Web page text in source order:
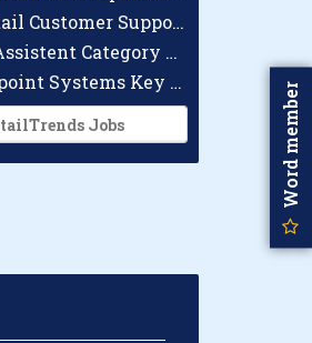
EK Retail Customer Support Omnichannel
Hubo Assistent Category Manager
Checkpoint Systems Key Accountmanager Benelux
Jobs Word member